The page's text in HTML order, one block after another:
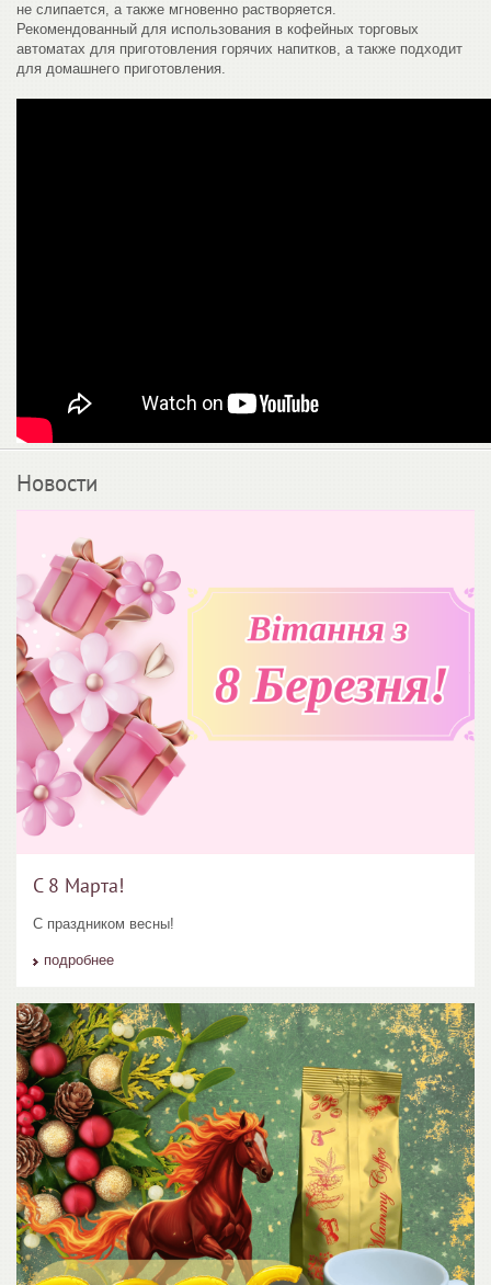
не слипается, а также мгновенно растворяется.
Рекомендованный для использования в кофейных торговых
автоматах для приготовления горячих напитков, а также подходит
для домашнего приготовления.
Новости
С 8 Марта!
С праздником весны!
подробнее